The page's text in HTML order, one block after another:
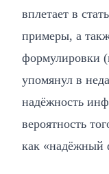
вплетает в
примеры, а
формулировки
упомянул в
надёжность
вероятность
как «надёжный